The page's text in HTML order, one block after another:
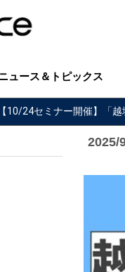
ュース＆トピックス
10/24セミナー開催】「越
2025/